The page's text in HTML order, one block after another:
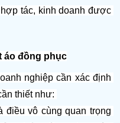
tác, kinh doanh được
áo đồng phục
nghiệp cần xác định
thiết như:
điều vô cùng quan trọng